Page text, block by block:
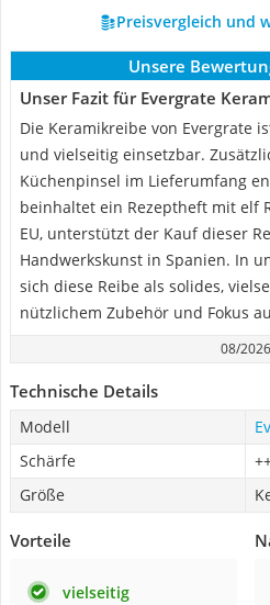
Preisvergleich und
Unsere
Unser Fazit für Evergrate
Die Keramikreibe von Evergrate
und vielseitig einsetzbar.
Küchenpinsel im Lieferumfang
beinhaltet ein Rezeptheft mit elf
EU, unterstützt der Kauf dieser
Handwerkskunst in Spanien. In
sich diese Reibe als solides,
nützlichem Zubehör und Fokus
08/2026
Technische Details
Modell
Schärfe
Größe
Vorteile
vielseitig